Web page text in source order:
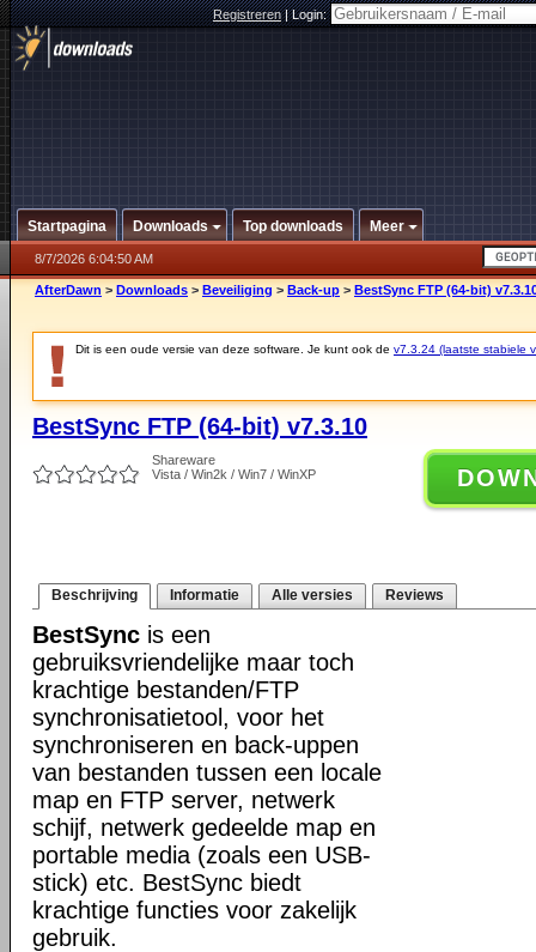
Registreren|Login:
Startpagina Downloads Top downloads Meer
8/7/2026 6:04:50 AM
AfterDawn > Downloads > Beveiliging > Back-up > BestSync FTP (64-bit)
Dit is een oude versie van deze software. Je kunt ook de v7.3.24 (laatste stabiele
BestSync FTP (64-bit) v7.3.10
Shareware
Vista / Win2k / Win7 / WinXP
Beschrijving Informatie Alle versies Reviews
BestSync is een
gebruiksvriendelijke maar toch
krachtige bestanden/FTP
synchronisatietool, voor het
synchroniseren en back-uppen
van bestanden tussen een locale
map en FTP server, netwerk
schijf, netwerk gedeelde map en
portable media (zoals een USB-
stick) etc. BestSync biedt
krachtige functies voor zakelijk
gebruik.